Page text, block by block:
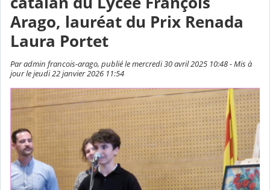
Arago, lauréat du Prix Renada
Laura Portet
Par admin francois-arago, publié le mercredi 30 avril 2025 10:48 - Mis à
jour le jeudi 22 janvier 2026 11:54